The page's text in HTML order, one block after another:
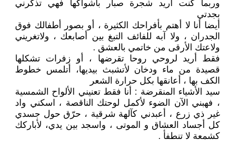
وربما كنت أريد شجرة صبار بأشواكها فهي تذكرني
بجدتي
أيضا أنا لا أهتم بأفراحك الكثيرة ، أو بصور أطفالك فوق
الجدران ، ولا آبه للفائف التبغ بين أصابعك ، ولاتغريني
ولاعتك الأرقى من خاتمي بالعشق .
فقط أريد لروحي روحا تقرضها ، أو زفرات تشكلها
قصيدة من ماء ودخان لأتشبث بيديها، أتلمس خطوط
الكف بها ، أعانقها بكل حرارة الشعر
سيد الأشياء المنقرضة : أنا فقط تعنيني الألواح الشمسية
، فهبني الآن الضوء لأكمل لوحتك الناقصة ، اسكني واد
غير ذي زرع ، أعبدني كآلهة شرقية ، حرّق حول جسدي
كل أجساد العشاق و الموتى ، واسجد بين يدي، لأباركك
كشمعة لا تنطفأ .